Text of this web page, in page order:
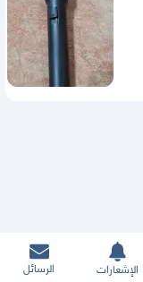
الإشعارات الرسائل